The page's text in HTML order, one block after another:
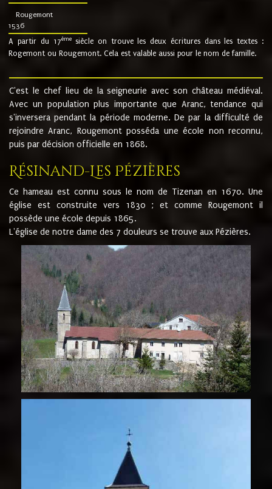
Rougemont
1536
A partir du 17ème siècle on trouve les deux écritures dans les textes :
Rogemont ou Rougemont. Cela est valable aussi pour le nom de famille.
C'est le chef lieu de la seigneurie avec son château médiéval.
Avec un population plus importante que Aranc, tendance qui
s'inversera pendant la période moderne. De par la difficulté de
rejoindre Aranc, Rougemont posséda une école non reconnu,
puis par décision officielle en 1868.
Résinand-Les Pézières
Ce hameau est connu sous le nom de Tizenan en 1670. Une
église est construite vers 1830 ; et comme Rougemont il
possède une école depuis 1865.
L'église de notre dame des 7 douleurs se trouve aux Pézières.